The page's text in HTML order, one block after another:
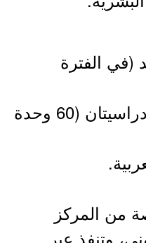
(في الفترة
- مدة البرنامج: سنتان دراسيتان (60 وحدة
من المركز
وتنفذ عبر